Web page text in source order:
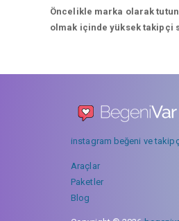
Öncelikle marka olarak
olmak içinde yüksek takipçi
instagram beğeni ve
Araçlar
Paketler
Blog